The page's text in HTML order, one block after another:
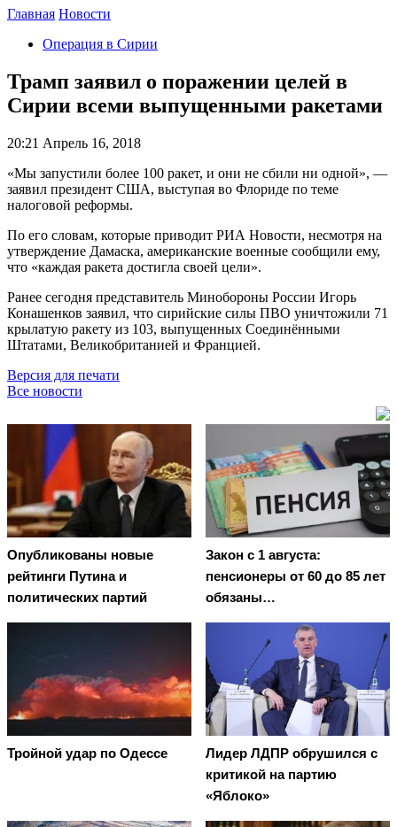
Главная Новости
Операция в Сирии
Трамп заявил о поражении целей в
Сирии всеми выпущенными ракетами
20:21 Апрель 16, 2018
«Мы запустили более 100 ракет, и они не сбили ни одной», —
заявил президент США, выступая во Флориде по теме
налоговой реформы.
По его словам, которые приводит РИА Новости, несмотря на
утверждение Дамаска, американские военные сообщили ему,
что «каждая ракета достигла своей цели».
Ранее сегодня представитель Минобороны России Игорь
Конашенков заявил, что сирийские силы ПВО уничтожили 71
крылатую ракету из 103, выпущенных Соединёнными
Штатами, Великобританией и Францией.
Версия для печати
Все новости
Опубликованы новые
рейтинги Путина и
политических партий
Закон с 1 августа:
пенсионеры от 60 до 85 лет
обязаны…
Тройной удар по Одессe
Лидер ЛДПР обрушился с
критикой на партию
«Яблоко»